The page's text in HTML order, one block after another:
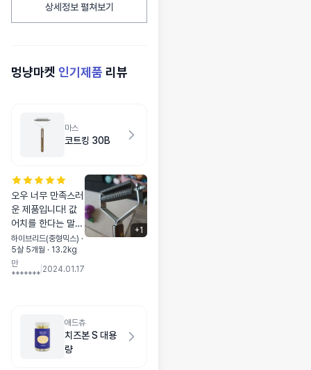
상세정보 펼쳐보기
멍냥마켓 인기제품 리뷰
마스
코트킹 30B
오우 너무 만족스러
운 제품입니다! 값
어치를 한다는 말이
딱 맞는 표현입니
다. 죽은털이 그리
많이 있는줄 몰랐네
시원해 합니다! 이
거 사용하곤 집에
털날림이 확실이 많
하이브리드(중형믹스) ·
5살 5개월 · 13.2kg
만
*******
2024.01.17
+1
애드츄
치즈본 S 대용
량